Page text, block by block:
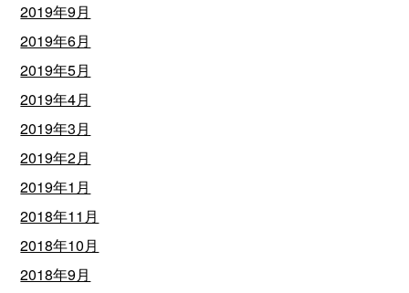
2019年9月
2019年6月
2019年5月
2019年4月
2019年3月
2019年2月
2019年1月
2018年11月
2018年10月
2018年9月